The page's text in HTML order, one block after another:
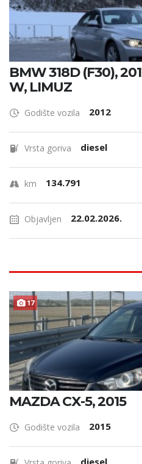
BMW 318D (F30),
W, LIMUZ
Godište vozila 2012
Vrsta goriva diesel
km 134.791
Objavljen 22.02.2026.
17
MAZDA CX-5, 2015
Godište vozila 2015
diesel